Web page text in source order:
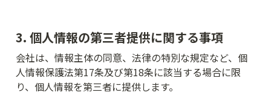
3. 個人情報の第三者提供に関する事項
会社は、情報主体の同意、法律の特別な規定など、個
人情報保護法第17条及び第18条に該当する場合に限
り、個人情報を第三者に提供します。